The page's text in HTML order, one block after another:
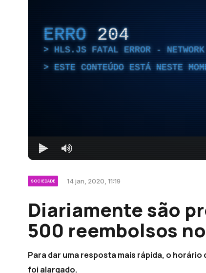
ERRO 204
HLS.JS FATAL ERROR - NETWORK
ESTE CONTEÚDO ESTÁ NESTE
SOCIEDADE 14 jan, 2020, 11:19
Diariamente são
500 reembolsos no
Para dar uma resposta mais rápida, o
foi alargado.